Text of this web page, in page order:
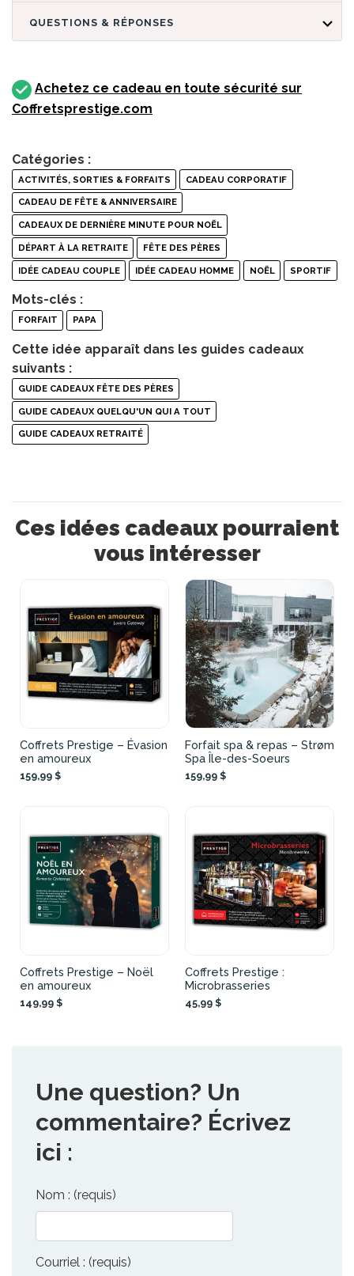
QUESTIONS & RÉPONSES
Achetez ce cadeau en toute sécurité sur
Coffretsprestige.com
Catégories :
ACTIVITÉS, SORTIES & FORFAITS CADEAU CORPORATIF
CADEAU DE FÊTE & ANNIVERSAIRE
CADEAUX DE DERNIÈRE MINUTE POUR NOËL
DÉPART À LA RETRAITE FÊTE DES PÈRES
IDÉE CADEAU COUPLE IDÉE CADEAU HOMME NOËL SPORTIF
Mots-clés :
FORFAIT PAPA
Cette idée apparaît dans les guides cadeaux
suivants :
GUIDE CADEAUX FÊTE DES PÈRES
GUIDE CADEAUX QUELQU'UN QUI A TOUT
GUIDE CADEAUX RETRAITÉ
Ces idées cadeaux pourraient
vous intéresser
Coffrets Prestige – Évasion
en amoureux
159,99 $
Forfait spa & repas – Strøm
Spa Île-des-Soeurs
159,99 $
Coffrets Prestige – Noël
en amoureux
149,99 $
Coffrets Prestige :
Microbrasseries
45,99 $
Une question? Un
commentaire? Écrivez
ici :
Nom : (requis)
Courriel : (requis)